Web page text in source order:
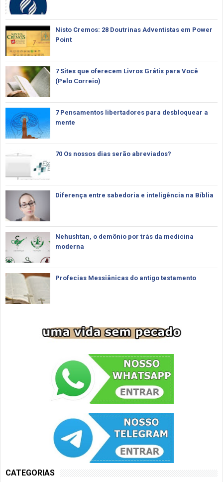
Nisto Cremos: 28 Doutrinas Adventistas em Power
Point
7 Sites que oferecem Livros Grátis para Você
(Pelo Correio)
7 Pensamentos libertadores para desbloquear a
mente
70 Os nossos dias serão abreviados?
Diferença entre sabedoria e inteligência na Bíblia
Nehushtan, o demônio por trás da medicina
moderna
Profecias Messiânicas do antigo testamento
CATEGORIAS